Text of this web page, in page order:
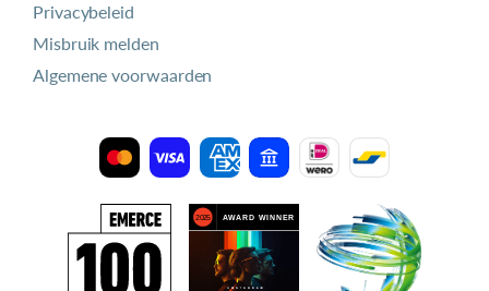
Privacybeleid
Misbruik melden
Algemene voorwaarden